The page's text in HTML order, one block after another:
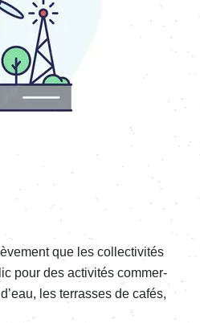
que les collec­ti­vi­tés
pour des acti­vi­tés commer­
les terrasses de cafés,